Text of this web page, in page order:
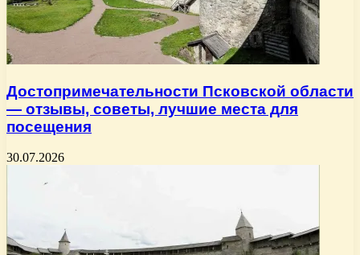
Достопримечательности Псковской области
— отзывы, советы, лучшие места для
посещения
30.07.2026